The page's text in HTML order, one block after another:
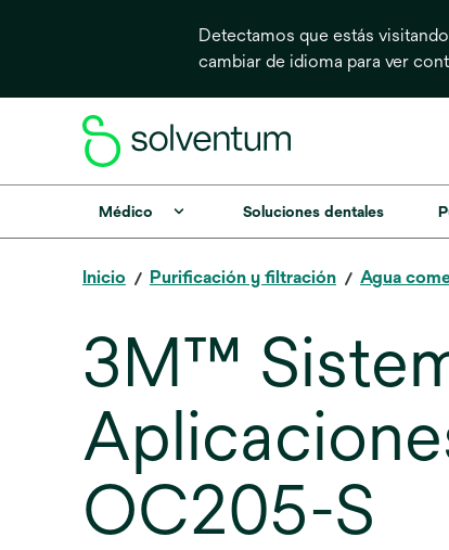
Detectamos que estás
cambiar de idioma para ver
Médico Soluciones dentales
Inicio Purificación y filtración Agua
3M™
OC205-S